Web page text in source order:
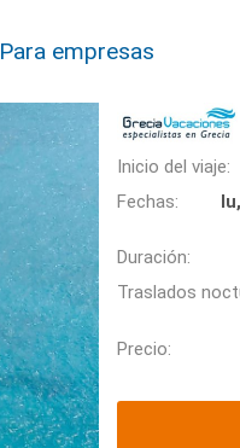
Para empresas
Inicio del viaje:
Fechas:
Duración:
Traslados
Precio: